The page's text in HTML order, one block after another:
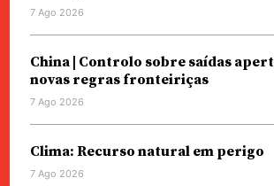
7 Ago 2026
China | Controlo sobre saídas
novas regras fronteiriças
7 Ago 2026
Clima: Recurso natural em perigo
7 Ago 2026